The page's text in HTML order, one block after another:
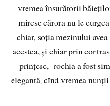
vremea însurătorii
mirese cărora nu le
chiar, soția mezinului
acestea, și chiar prin
prințese, rochia a fost
elegantă, cînd vremea